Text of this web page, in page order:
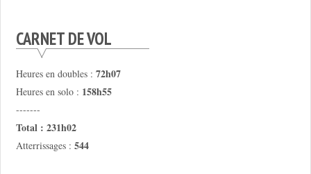
CARNET DE VOL
Heures en doubles : 72h07
Heures en solo : 158h55
-------
Total : 231h02
Atterrissages : 544